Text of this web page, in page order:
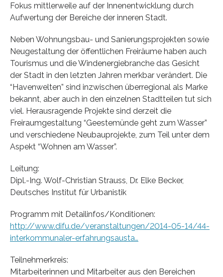
Fokus mittlerweile auf der Innenentwicklung durch
Aufwertung der Bereiche der inneren Stadt.
Neben Wohnungsbau- und Sanierungsprojekten sowie
Neugestaltung der öffentlichen Freiräume haben auch
Tourismus und die Windenergiebranche das Gesicht
der Stadt in den letzten Jahren merkbar verändert. Die
“Havenwelten” sind inzwischen überregional als Marke
bekannt, aber auch in den einzelnen Stadtteilen tut sich
viel. Herausragende Projekte sind derzeit die
Freiraumgestaltung “Geestemünde geht zum Wasser”
und verschiedene Neubauprojekte, zum Teil unter dem
Aspekt “Wohnen am Wasser”.
Leitung:
Dipl.-Ing. Wolf-Christian Strauss, Dr. Elke Becker,
Deutsches Institut für Urbanistik
Programm mit Detailinfos/Konditionen:
http://www.difu.de/veranstaltungen/2014-05-14/44-
interkommunaler-erfahrungsausta…
Teilnehmerkreis:
Mitarbeiterinnen und Mitarbeiter aus den Bereichen